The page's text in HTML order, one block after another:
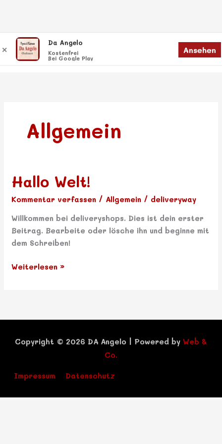
Inhalt
springen
Menü
Menü
Allgemein
Hallo Welt!
Kommentar verfassen / Allgemein / deliveryway
Willkommen bei deliveryshops. Dies ist dein erster
Beitrag. Bearbeite oder lösche ihn und beginne mit
dem Schreiben!
Hallo
Welt!
Weiterlesen »
Copyright © 2026 DA Angelo Powered by Web &
Co.
Impressum Datenschutz
✕
Da Angelo
Kostenfrei
Bei Google Play
Ansehen